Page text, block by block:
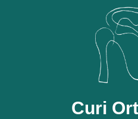
Curi